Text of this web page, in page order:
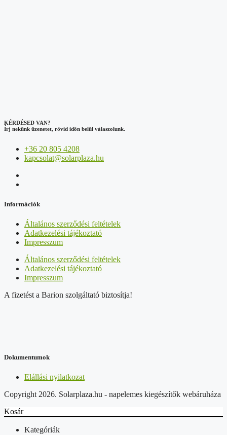
KÉRDÉSED VAN?
Írj nekünk üzenetet, rövid időn belül válaszolunk.
+36 20 805 4208
kapcsolat@solarplaza.hu
Információk
Általános szerződési feltételek
Adatkezelési tájékoztató
Impresszum
Általános szerződési feltételek
Adatkezelési tájékoztató
Impresszum
A fizetést a Barion szolgáltató biztosítja!
Dokumentumok
Elállási nyilatkozat
Copyright 2026. Solarplaza.hu - napelemes kiegészítők webáruháza
Kosár
Kategóriák